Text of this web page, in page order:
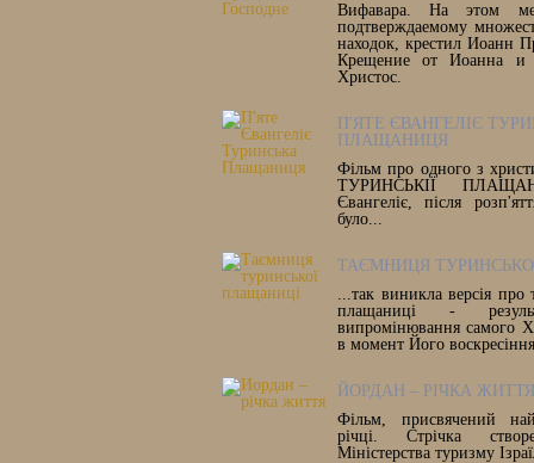
Вифавара. На этом
подтверждаемому
находок, крестил Иоанн
Крещение от Иоанна и
Христос.
П'ЯТЕ ЄВАНГЕЛІЄ
ПЛАЩАНИЦЯ
Фільм про одного з
ТУРИНСЬКІЇ
Євангеліє, після
було...
ТАЄМНИЦЯ
...так виникла версія
плащаниці -
випромінювання самого
в момент Його
ЙОРДАН – РІЧКА ЖИТТЯ
Фільм, присвячений
річці. Стрічка
Міністерства туризму